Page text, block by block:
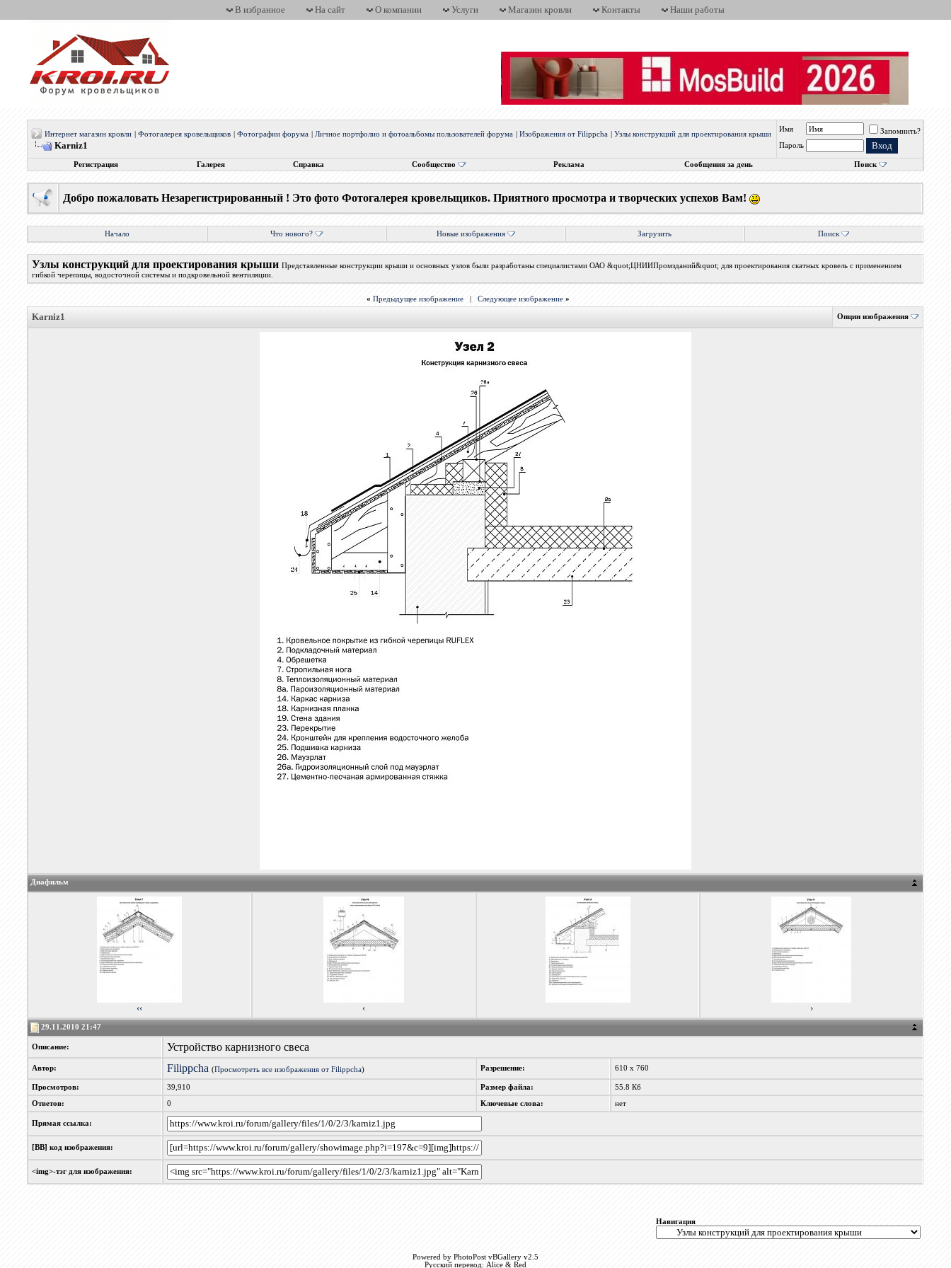
В избранное На сайт О компании Услуги Магазин кровли Контакты Наши работы
Интернет магазин кровли |Фотогалерея кровельщиков |Фотографии форума |Личное портфолио и фотоальбомы пользователей форума |Изображения от Filippcha |Узлы конструкций для проектирования крыши
Karniz1
Имя
Запомнить?
Пароль
Регистрация Галерея Справка Сообщество Реклама Сообщения за день Поиск
Добро пожаловать Незарегистрированный ! Это фото Фотогалерея кровельщиков. Приятного просмотра и творческих успехов Вам!
Начало Что нового? Новые изображения Загрузить Поиск
Узлы конструкций для проектирования крыши Представленные конструкции крыши и основных узлов были разработаны специалистами ОАО &quot;ЦНИИПромзданий&quot; для проектирования скатных кровель с применением
гибкой черепицы, водосточной системы и подкровельной вентиляции.
« Предыдущее изображение |Следующее изображение »
Karniz1 Опции изображения
Диафильм
‹‹ ‹ ›
29.11.2010 21:47
Описание: Устройство карнизного свеса
Автор: Filippcha (Просмотреть все изображения от Filippcha) Разрешение: 610 x 760
Просмотров: 39,910 Размер файла: 55.8 Кб
Ответов: 0 Ключевые слова: нет
Прямая ссылка:
[BB] код изображения:
<img>-тэг для изображения:
Навигация
Powered by PhotoPost vBGallery v2.5
Русский перевод: Alice & Red